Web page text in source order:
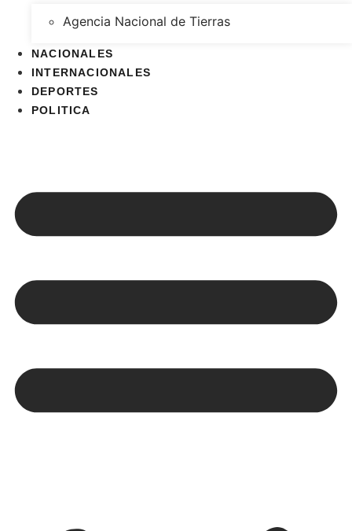
Agencia Nacional de Tierras
NACIONALES
INTERNACIONALES
DEPORTES
POLITICA